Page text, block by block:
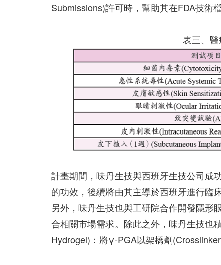
Submissions)許可時，幫助其在FDA技術
表三、
計畫期間，味丹生技與西班牙生技公司成
的功效，後續將由其主導於西班牙進行臨
另外，味丹生技也與工研院合作開發隱形
合相關市場需求。除此之外，味丹生技
Hydrogel)：將γ-PGA以架橋劑